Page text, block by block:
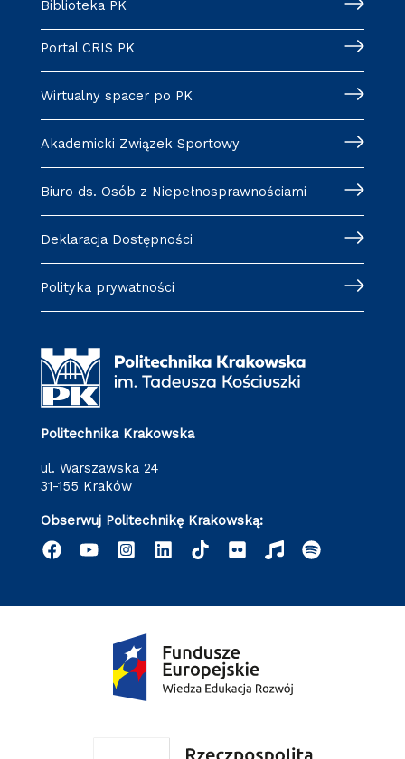
Biblioteka PK
Portal CRIS PK
Wirtualny spacer po PK
Akademicki Związek Sportowy
Biuro ds. Osób z Niepełnosprawnościami
Deklaracja Dostępności
Polityka prywatności
Politechnika Krakowska
ul. Warszawska 24
31-155 Kraków
Obserwuj Politechnikę Krakowską: